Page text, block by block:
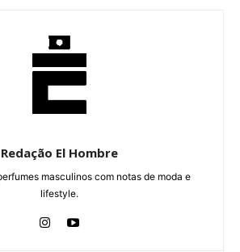
Redação El Hombre
masculinos com notas de moda e
lifestyle.